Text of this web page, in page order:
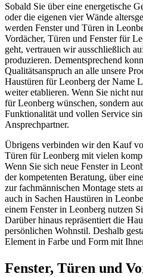
Sobald Sie über eine energetische
oder die eigenen vier Wände
werden Fenster und Türen in
Vordächer, Türen und Fenster für
geht, vertrauen wir ausschließlich
produzieren. Dementsprechend
Qualitätsanspruch an alle unsere
Haustüren für Leonberg der Name
weiter etablieren. Wenn Sie nicht
für Leonberg wünschen, sondern
Funktionalität und vollen Service
Ansprechpartner.
Übrigens verbinden wir den Kauf
Türen für Leonberg mit vielen
Wenn Sie sich neue Fenster in
der kompetenten Beratung, über
zur fachmännischen Montage stets
auch in Sachen Haustüren in
einem Fenster in Leonberg nutzen
Darüber hinaus repräsentiert die
persönlichen Wohnstil. Deshalb
Element in Farbe und Form mit
Fenster, Türen und